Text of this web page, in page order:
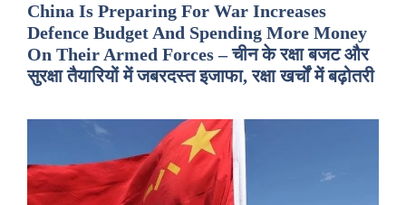
China Is Preparing For War Increases
Defence Budget And Spending More Money
On Their Armed Forces – चीन के रक्षा बजट और
सुरक्षा तैयारियों में जबरदस्त इजाफा, रक्षा खर्चों में बढ़ोतरी